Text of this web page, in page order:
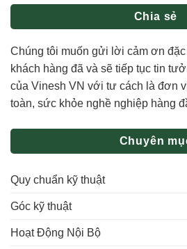
Chia sẻ
Chúng tôi muốn gửi lời cảm ơn
khách hàng đã và sẽ tiếp tục tin
của Vinesh VN với tư cách là đơn
toàn, sức khỏe nghề nghiệp hàng
Chuyên
Quy chuẩn kỹ thuật
Góc kỹ thuật
Hoạt Động Nội Bộ